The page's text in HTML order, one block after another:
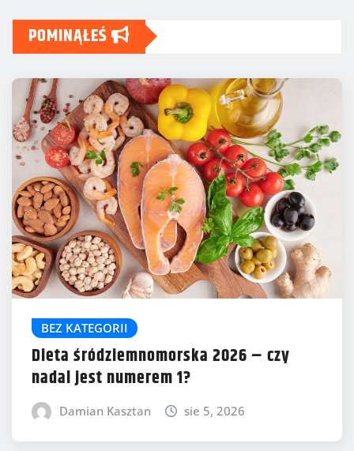
POMINĄŁEŚ
BEZ KATEGORII
Dieta śródziemnomorska 2026 – czy
nadal jest numerem 1?
Damian Kasztan sie 5, 2026